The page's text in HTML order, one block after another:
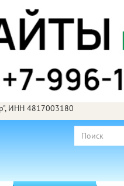
ИНН 4817003180